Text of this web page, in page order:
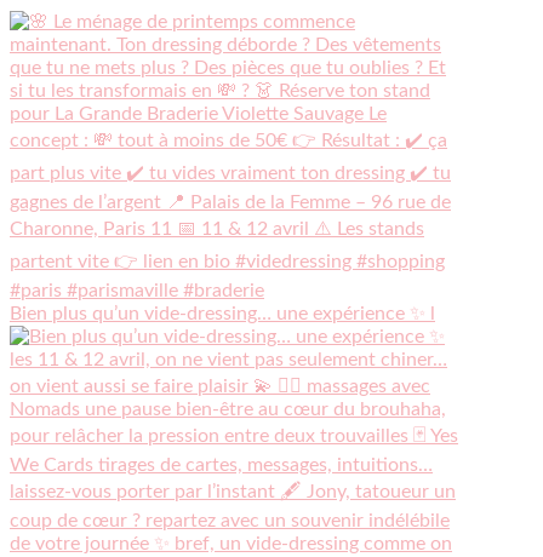
Bien plus qu’un vide-dressing… une expérience ✨ l